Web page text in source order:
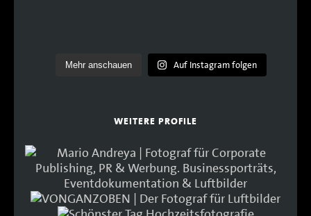
Mehr anschauen Auf Instagram folgen
WEITERE PROFILE